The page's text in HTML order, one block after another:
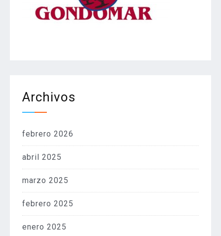
Archivos
febrero 2026
abril 2025
marzo 2025
febrero 2025
enero 2025